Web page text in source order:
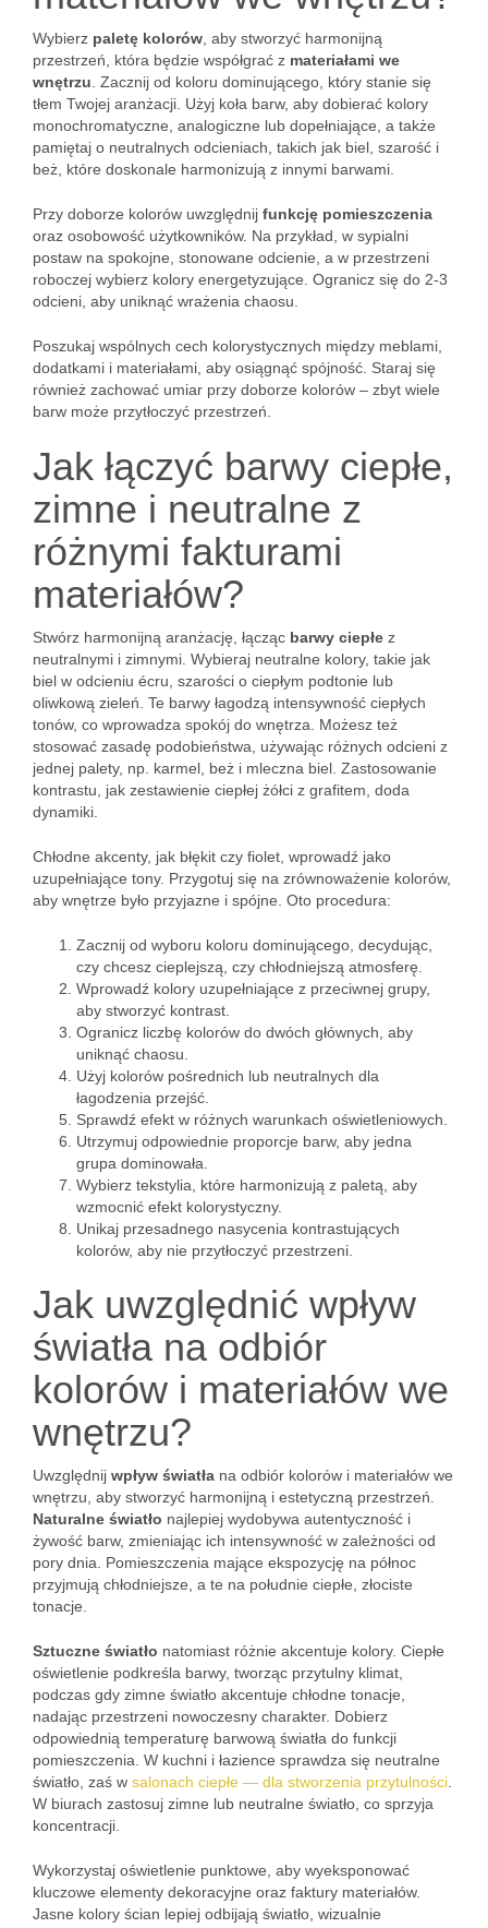
Wybierz paletę kolorów , aby stworzyć harmonijną
przestrzeń, która będzie współgrać z materiałami we
wnętrzu . Zacznij od koloru dominującego, który stanie się
tłem Twojej aranżacji. Użyj koła barw, aby dobierać kolory
monochromatyczne, analogiczne lub dopełniające, a także
pamiętaj o neutralnych odcieniach, takich jak biel, szarość i
beż, które doskonale harmonizują z innymi barwami.
Przy doborze kolorów uwzględnij funkcję pomieszczenia
oraz osobowość użytkowników. Na przykład, w sypialni
postaw na spokojne, stonowane odcienie, a w przestrzeni
roboczej wybierz kolory energetyzujące. Ogranicz się do 2-3
odcieni, aby uniknąć wrażenia chaosu.
Poszukaj wspólnych cech kolorystycznych między meblami,
dodatkami i materiałami, aby osiągnąć spójność. Staraj się
również zachować umiar przy doborze kolorów – zbyt wiele
barw może przytłoczyć przestrzeń.
Jak łączyć barwy ciepłe,
zimne i neutralne z
różnymi fakturami
materiałów?
Stwórz harmonijną aranżację, łącząc barwy ciepłe z
neutralnymi i zimnymi. Wybieraj neutralne kolory, takie jak
biel w odcieniu écru, szarości o ciepłym podtonie lub
oliwkową zieleń. Te barwy łagodzą intensywność ciepłych
tonów, co wprowadza spokój do wnętrza. Możesz też
stosować zasadę podobieństwa, używając różnych odcieni z
jednej palety, np. karmel, beż i mleczna biel. Zastosowanie
kontrastu, jak zestawienie ciepłej żółci z grafitem, doda
dynamiki.
Chłodne akcenty, jak błękit czy fiolet, wprowadź jako
uzupełniające tony. Przygotuj się na zrównoważenie kolorów,
aby wnętrze było przyjazne i spójne. Oto procedura:
Zacznij od wyboru koloru dominującego, decydując,
czy chcesz cieplejszą, czy chłodniejszą atmosferę.
Wprowadź kolory uzupełniające z przeciwnej grupy,
aby stworzyć kontrast.
Ogranicz liczbę kolorów do dwóch głównych, aby
uniknąć chaosu.
Użyj kolorów pośrednich lub neutralnych dla
łagodzenia przejść.
Sprawdź efekt w różnych warunkach oświetleniowych.
Utrzymuj odpowiednie proporcje barw, aby jedna
grupa dominowała.
Wybierz tekstylia, które harmonizują z paletą, aby
wzmocnić efekt kolorystyczny.
Unikaj przesadnego nasycenia kontrastujących
kolorów, aby nie przytłoczyć przestrzeni.
Jak uwzględnić wpływ
światła na odbiór
kolorów i materiałów we
wnętrzu?
Uwzględnij wpływ światła na odbiór kolorów i materiałów we
wnętrzu, aby stworzyć harmonijną i estetyczną przestrzeń.
Naturalne światło najlepiej wydobywa autentyczność i
żywość barw, zmieniając ich intensywność w zależności od
pory dnia. Pomieszczenia mające ekspozycję na północ
przyjmują chłodniejsze, a te na południe ciepłe, złociste
tonacje.
Sztuczne światło natomiast różnie akcentuje kolory. Ciepłe
oświetlenie podkreśla barwy, tworząc przytulny klimat,
podczas gdy zimne światło akcentuje chłodne tonacje,
nadając przestrzeni nowoczesny charakter. Dobierz
odpowiednią temperaturę barwową światła do funkcji
pomieszczenia. W kuchni i łazience sprawdza się neutralne
światło, zaś w salonach ciepłe — dla stworzenia przytulności
W biurach zastosuj zimne lub neutralne światło, co sprzyja
koncentracji.
Wykorzystaj oświetlenie punktowe, aby wyeksponować
kluczowe elementy dekoracyjne oraz faktury materiałów.
Jasne kolory ścian lepiej odbijają światło, wizualnie